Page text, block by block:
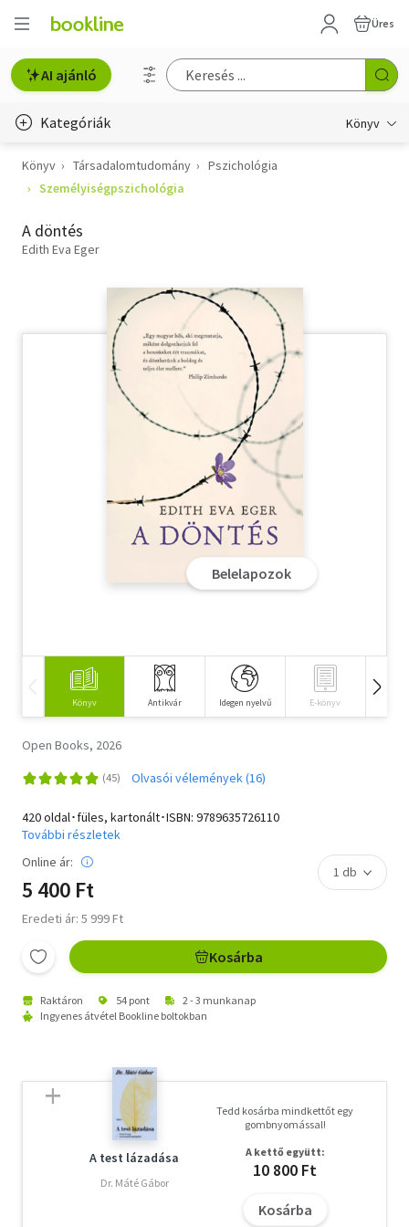
Üres
AI ajánló
Kategóriák Könyv
Életmód, egészség
Gyermek- és ifjúsági
Hobbi, szabadidő
Könyv Társadalomtudomány
Pszichológia
Személyiségpszichológia
A döntés
Edith Eva Eger
Belelapozok
Könyv Antikvár Idegen nyelvű E-könyv
Open Books, 2026
Olvasói vélemények (16)
420 oldal･füles, kartonált･ISBN: 9789635726110
További részletek
Online ár:
5 400 Ft
Eredeti ár: 5 999 Ft
Kosárba
Raktáron 54 pont
2 - 3 munkanap
Ingyenes átvétel Bookline boltokban
A test lázadása
Dr. Máté Gábor
Tedd kosárba mindkettőt egy
gombnyomással!
A kettő együtt:
10 800 Ft
Kosárba